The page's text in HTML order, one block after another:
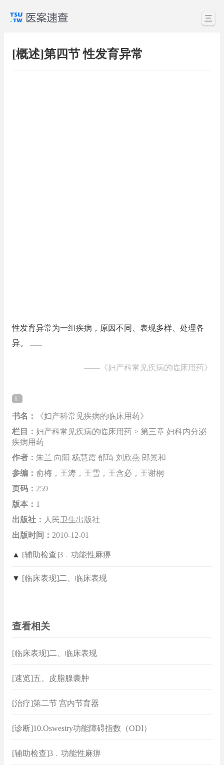
三
[概述]第四节 性发育异常
性发育异常为一组疾病，原因不同、表现多样、处理各
异。 ......
—— 《妇产科常见疾病的临床用药》
书名：
《妇产科常见疾病的临床用药》
栏目： 妇产科常见疾病的临床用药 > 第三章 妇科内分泌
疾病用药
作者： 朱兰 向阳 杨慧霞 郁琦 刘欣燕 郎景和
参编： 俞梅，王涛，王雪，王含必，王谢桐
页码： 259
版本： 1
出版社： 人民卫生出版社
出版时间： 2010-12-01
▲ [辅助检查]3﹒功能性麻痹
▼ [临床表现]二、临床表现
查看相关
[临床表现]二、临床表现
[速览]五、皮脂腺囊肿
[治疗]第二节 宫内节育器
[诊断]10.Oswestry功能障碍指数（ODI）
[辅助检查]3﹒功能性麻痹